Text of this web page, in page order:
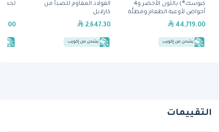
كيوسك®) باللون الأخضر و4
أحواض لأوعية الطعام ومظلَّة
من كامبرو
44,719.00
يشحن من إكويب
الفولاذ المقاوم للصدأ من
كارلايل
2,647.30
يشحن من إكويب
لحمل
التقييمات